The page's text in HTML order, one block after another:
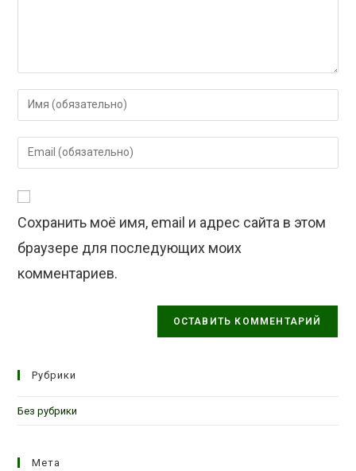
Введите
свое
имя
или
чтобы
Введите
свой
адрес,
чтобы
прокомментировать
Сохранить моё имя, email и адрес сайта в этом
браузере для последующих моих
комментариев.
Рубрики
Без рубрики
Мета